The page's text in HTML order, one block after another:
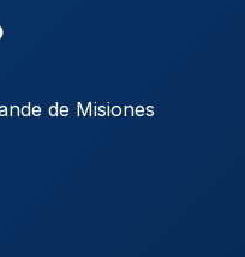
de Misiones